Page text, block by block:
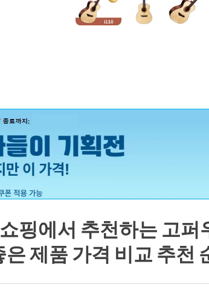
핑에서 추천하는 고
은 제품 가격 비교 추천